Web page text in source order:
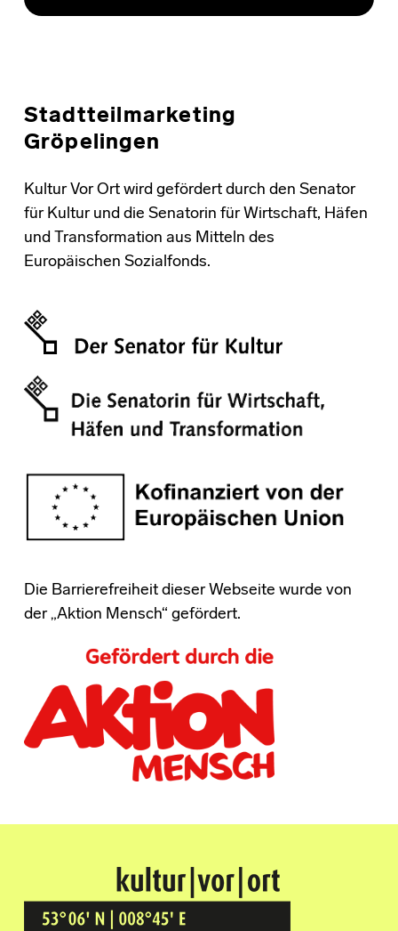
Stadtteilmarketing
Gröpelingen
Kultur Vor Ort wird gefördert durch den Senator
für Kultur und die Senatorin für Wirtschaft, Häfen
und Transformation aus Mitteln des
Europäischen Sozialfonds.
Die Barrierefreiheit dieser Webseite wurde von
der „Aktion Mensch“ gefördert.
Kultur Vor Ort
BREMEN GRÖPELINGEN